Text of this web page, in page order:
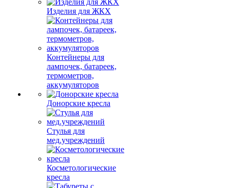
Изделия для ЖКХ
Контейнеры для
лампочек, батареек,
термометров,
аккумуляторов
Донорские кресла
Стулья для
мед.учреждений
Косметологические
кресла